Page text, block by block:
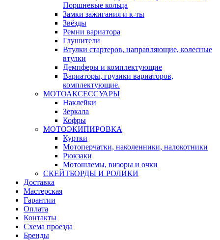
Поршневые кольца
Замки зажигания и к-ты
Звёзды
Ремни вариатора
Глушители
Втулки стартеров, направляющие, колесные
втулки
Демпферы и комплектующие
Вариаторы, грузики вариаторов,
комплектующие.
МОТОАКСЕССУАРЫ
Наклейки
Зеркала
Кофры
МОТОЭКИПИРОВКА
Куртки
Мотоперчатки, наколенники, налокотники
Рюкзаки
Мотошлемы, визоры и очки
СКЕЙТБОРДЫ И РОЛИКИ
Доставка
Мастерская
Гарантии
Оплата
Контакты
Схема проезда
Бренды